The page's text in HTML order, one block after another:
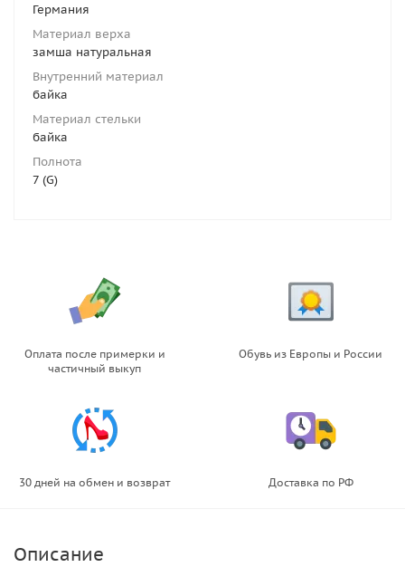
Германия
Материал верха
замша натуральная
Внутренний материал
байка
Материал стельки
байка
Полнота
7 (G)
Оплата после примерки и
частичный выкуп
Обувь из Европы и России
30 дней на обмен и возврат Доставка по РФ
Описание